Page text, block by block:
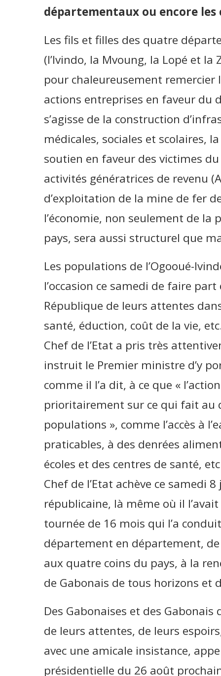
départementaux ou encore les
Les fils et filles des quatre
(l’Ivindo, la Mvoung, la Lopé et la
pour chaleureusement remercier
actions entreprises en faveur du
s’agisse de la construction
médicales, sociales et scolaires,
soutien en faveur des victimes
activités génératrices de revenu
d’exploitation de la mine de fer
l’économie, non seulement de la
pays, sera aussi structurel que
Les populations de l’Ogooué-
l’occasion ce samedi de faire
République de leurs attentes
santé, éduction, coût de la vie,
Chef de l’Etat a pris très
instruit le Premier ministre d’y
comme il l’a dit, à ce que «
prioritairement sur ce qui fait au
populations », comme l’accès à
praticables, à des denrées
écoles et des centres de santé,
Chef de l’Etat achève ce samedi
républicaine, là même où il
tournée de 16 mois qui l’a
département en département,
aux quatre coins du pays, à la
de Gabonais de tous horizons et
Des Gabonaises et des
de leurs attentes, de leurs
avec une amicale insistance,
présidentielle du 26 août